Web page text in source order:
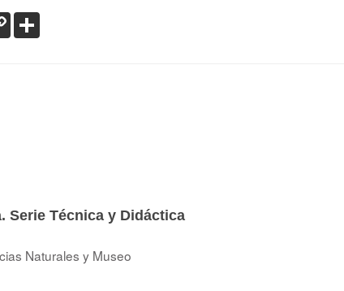
Copy
Link
Serie Técnica y Didáctica
Naturales y Museo